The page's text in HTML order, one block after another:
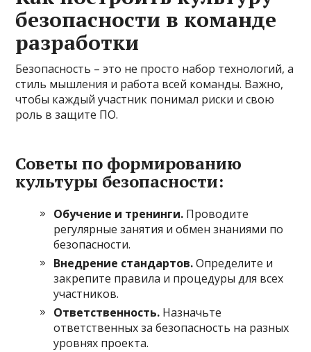
безопасности в команде
разработки
Безопасность – это не просто набор технологий, а
стиль мышления и работа всей команды. Важно,
чтобы каждый участник понимал риски и свою
роль в защите ПО.
Советы по формированию
культуры безопасности:
Обучение и тренинги. Проводите
регулярные занятия и обмен знаниями по
безопасности.
Внедрение стандартов.Определите и
закрепите правила и процедуры для всех
участников.
Ответственность. Назначьте
ответственных за безопасность на разных
уровнях проекта.